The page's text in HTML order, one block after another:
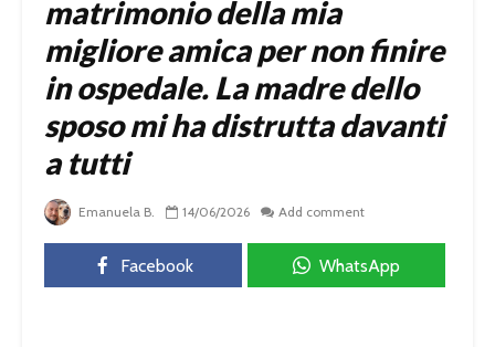
matrimonio della mia
migliore amica per non finire
in ospedale. La madre dello
sposo mi ha distrutta davanti
a tutti
Emanuela B. 14/06/2026 Add comment
Facebook WhatsApp